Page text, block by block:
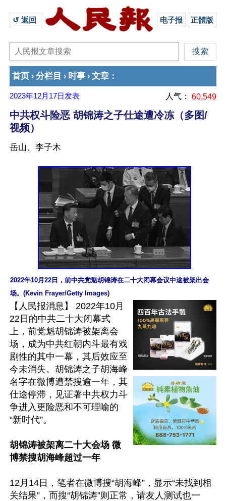
↺ 返回 电子报 正體版
首页 › 分栏目 › 时事 › 文章 ：
2023年12月17日 发表 人气： 60,549
中共权斗险恶 胡锦涛之子仕途遭冷冻（多图/
视频）
岳山、李子木
2022年10月22日，前中共党魁胡锦涛在二十大闭幕会议中途被架出会
场。(Kevin Frayer/Getty Images)
【人民报消息】 2022年10月
22日的中共二十大闭幕式
上，前党魁胡锦涛被架离会
场，成为中共红朝内斗最有戏
剧性的其中一幕，其后效应至
今未消失。胡锦涛之子胡海峰
名字在微博遭禁搜逾一年，其
仕途停滞，见证著中共权力斗
争进入更险恶和不可理喻的
“新时代”。
胡锦涛被架离二十大会场 微
博禁搜胡海峰超过一年
12月14日，笔者在微博搜“胡海峰”，显示“未找到相
关结果”，而搜“胡锦涛”则正常，请友人测试也一